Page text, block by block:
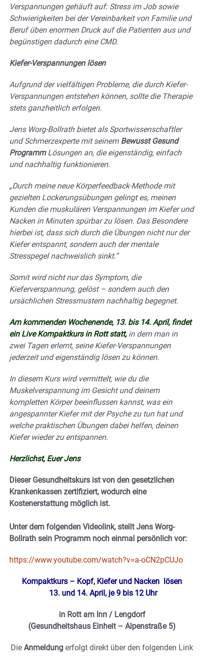
Verspannungen gehäuft auf: Stress im Job sowie
Schwierigkeiten bei der Vereinbarkeit von Familie und
Beruf üben enormen Druck auf die Patienten aus und
begünstigen dadurch eine CMD.
Kiefer-Verspannungen lösen
Aufgrund der vielfältigen Probleme, die durch Kiefer-
Verspannungen entstehen können, sollte die Therapie
stets ganzheitlich erfolgen.
Jens Worg-Bollrath bietet als Sportwissenschaftler
und Schmerzexperte mit seinem Bewusst Gesund
ProgrammLösungen an, die eigenständig, einfach
und nachhaltig funktionieren.
„Durch meine neue Körperfeedback-Methode mit
gezielten Lockerungsübungen gelingt es, meinen
Kunden die muskulären Verspannungen im Kiefer und
Nacken in Minuten spürbar zu lösen. Das Besondere
hierbei ist, dass sich durch die Übungen nicht nur der
Kiefer entspannt, sondern auch der mentale
Stresspegel nachweislich sinkt.“
Somit wird nicht nur das Symptom, die
Kieferverspannung, gelöst – sondern auch den
ursächlichen Stressmustern nachhaltig begegnet.
Am kommenden Wochenende, 13. bis 14. April, findet
ein Live Kompaktkurs in Rott statt, in dem man in
zwei Tagen erlernt, seine Kiefer-Verspannungen
jederzeit und eigenständig lösen zu können.
In diesem Kurs wird vermittelt, wie du die
Muskelverspannung im Gesicht und deinem
kompletten Körper beeinflussen kannst, was ein
angespannter Kiefer mit der Psyche zu tun hat und
welche praktischen Übungen dabei helfen, deinen
Kiefer wieder zu entspannen.
Herzlichst, Euer Jens
Dieser Gesundheitskurs ist von den gesetzlichen
Krankenkassen zertifiziert, wodurch eine
Kostenerstattung möglich ist.
Unter dem folgenden Videolink, stellt Jens Worg-
Bollrath sein Programm noch einmal persönlich vor:
https://www.youtube.com/watch?v=a-oCN2pCUJo
Kompaktkurs – Kopf, Kiefer und Nacken lösen
13. und 14. April, je 9 bis 12 Uhr
in Rott am Inn / Lengdorf
(Gesundheitshaus Einheit – Alpenstraße 5)
DieAnmeldung erfolgt direkt über den folgenden Link